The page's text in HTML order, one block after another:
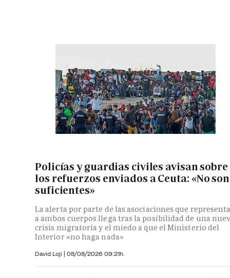
Policías y guardias civiles avisan sobre
los refuerzos enviados a Ceuta: «No son
suficientes»
La alerta por parte de las asociaciones que
a ambos cuerpos llega tras la posibilidad de una
crisis migratoria y el miedo a que el Ministerio del
Interior «no haga nada»
David Loji | 08/08/2026 09:21h.